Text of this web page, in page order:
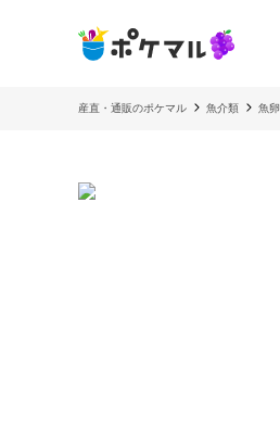
産直・通販のポケマル 魚介類 魚卵